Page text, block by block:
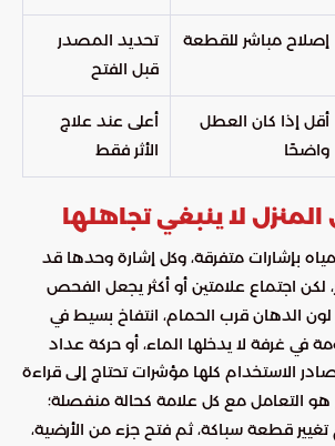
إصلاح مباشر للقطعة
تحديد المصدر
قبل الفتح
أقل إذا كان العطل
واضحًا
أعلى عند علاج
الأثر فقط
لا ينبغي تجاهلها
بإشارات متفرقة، وكل إشارة وحدها قد
لكن اجتماع علامتين أو أكثر يجعل الفحص
الدهان قرب الحمام، انتفاخ بسيط في
في غرفة لا يدخلها الماء، أو حركة عداد
الاستخدام كلها مؤشرات تحتاج إلى قراءة
هو التعامل مع كل علامة كحالة منفصلة؛
تغيير قطعة سباكة، ثم فتح جزء من الأرضية،